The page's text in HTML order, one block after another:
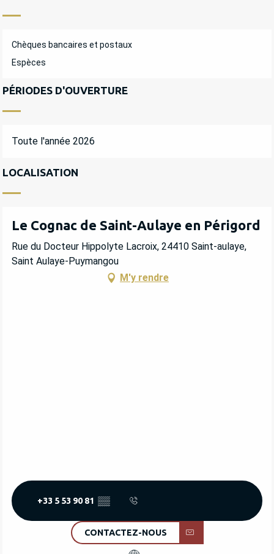
Chèques bancaires et postaux
Espèces
PÉRIODES D'OUVERTURE
Toute l'année 2026
LOCALISATION
Le Cognac de Saint-Aulaye en Périgord
Rue du Docteur Hippolyte Lacroix, 24410 Saint-aulaye,
Saint Aulaye-Puymangou
M'y rendre
+33 5 53 90 81 ▒▒
CONTACTEZ-NOUS